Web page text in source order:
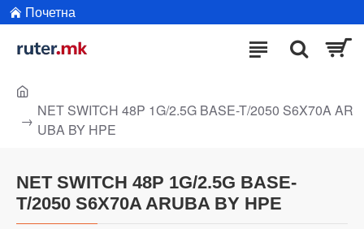
Почетна
NET SWITCH 48P 1G/2.5G BASE-T/2050 S6X70A AR
UBA BY HPE
NET SWITCH 48P 1G/2.5G BASE-
T/2050 S6X70A ARUBA BY HPE